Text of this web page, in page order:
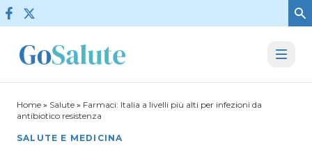
Vai al contenuto
Home » Salute » Farmaci: Italia a livelli più alti per infezioni da
antibiotico resistenza
SALUTE E MEDICINA